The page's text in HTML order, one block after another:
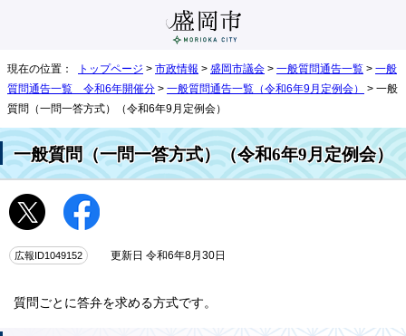
現在の位置： トップページ > 市政情報 > 盛岡市議会 > 一般質問通告一覧 > 一般
質問通告一覧 令和6年開催分 > 一般質問通告一覧（令和6年9月定例会）
> 一般
質問（一問一答方式）（令和6年9月定例会）
一般質問（一問一答方式）（令和6年9月定例会）
広報ID1049152 更新日 令和6年8月30日
質問ごとに答弁を求める方式です。